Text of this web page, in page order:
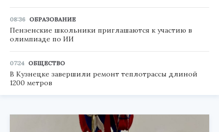
08:36 ОБРАЗОВАНИЕ
Пензенские школьники приглашаются к участию в
олимпиаде по ИИ
07:24 ОБЩЕСТВО
В Кузнецке завершили ремонт теплотрассы длиной
1200 метров